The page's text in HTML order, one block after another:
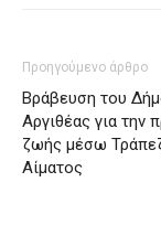
Προηγούμενο άρθρο
Βράβευση του
Αργιθέας για την
ζωής μέσω
Αίματος